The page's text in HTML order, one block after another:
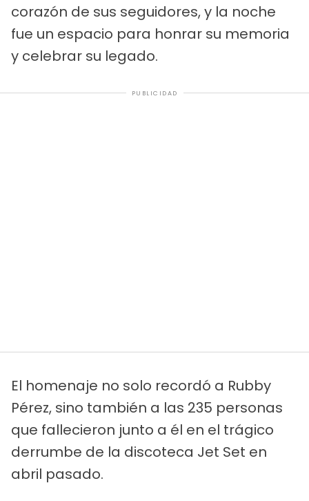
corazón de sus seguidores, y la noche
fue un espacio para honrar su memoria
y celebrar su legado.
PUBLICIDAD
El homenaje no solo recordó a Rubby
Pérez, sino también a las 235 personas
que fallecieron junto a él en el trágico
derrumbe de la discoteca Jet Set en
abril pasado.